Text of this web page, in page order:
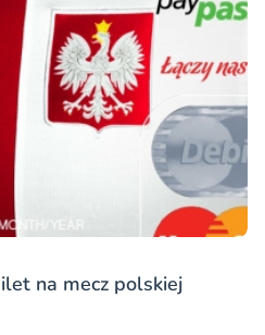
na mecz polskiej